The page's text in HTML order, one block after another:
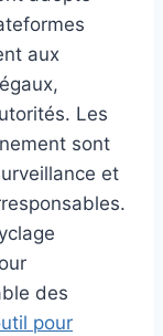
aux
Les
sont
et
des
pour